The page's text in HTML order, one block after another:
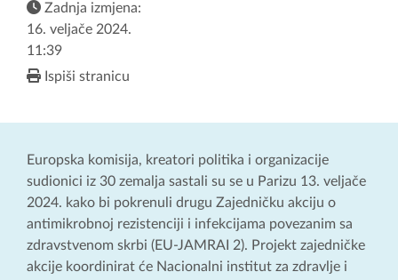
Zadnja izmjena:
16. veljače 2024.
11:39
Ispiši stranicu
Europska komisija, kreatori politika i organizacije
sudionici iz 30 zemalja sastali su se u Parizu 13. veljače
2024. kako bi pokrenuli drugu Zajedničku akciju o
antimikrobnoj rezistenciji i infekcijama povezanim sa
zdravstvenom skrbi (EU-JAMRAI 2). Projekt zajedničke
akcije koordinirat će Nacionalni institut za zdravlje i